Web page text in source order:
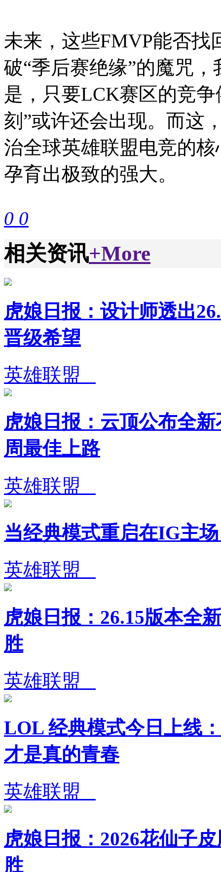
未来，这些FMVP能否找
破“季后赛绝缘”的魔咒
是，只要LCK赛区的竞
刻”或许还会出现。而这
治全球英雄联盟电竞的
孕育出极致的强大。
0 0
相关资讯+More
虎娘日报：设计师透出
晋级希望
英雄联盟
虎娘日报：云顶公布全
周最佳上路
英雄联盟
当经典模式重启在IG主
英雄联盟
虎娘日报：26.15版本全
胜
英雄联盟
LOL 经典模式今日上线
才是真的青春
英雄联盟
虎娘日报：2026花仙子
胜